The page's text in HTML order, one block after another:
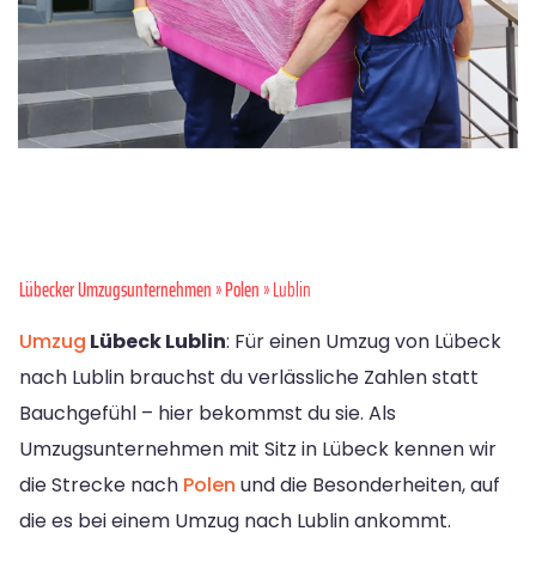
Lübecker Umzugsunternehmen»Polen» Lublin
Umzug Lübeck Lublin: Für einen Umzug von Lübeck
nach Lublin brauchst du verlässliche Zahlen statt
Bauchgefühl – hier bekommst du sie. Als
Umzugsunternehmen mit Sitz in Lübeck kennen wir
die Strecke nach Polen und die Besonderheiten, auf
die es bei einem Umzug nach Lublin ankommt.